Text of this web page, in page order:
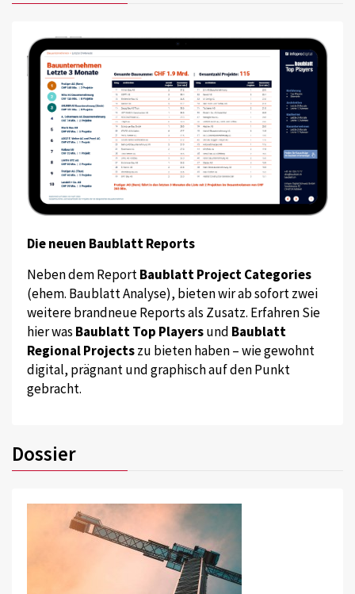
Die neuen Baublatt Reports
Neben dem ReportBaublatt Project Categories
(ehem. Baublatt Analyse), bieten wir ab sofort zwei
weitere brandneue Reports als Zusatz. Erfahren Sie
hier was Baublatt Top Playersund Baublatt
Regional Projectszu bieten haben – wie gewohnt
digital, prägnant und graphisch auf den Punkt
gebracht.
Dossier